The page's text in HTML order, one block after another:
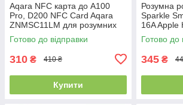
Aqara NFC карта до A100
Pro, D200 NFC Card Aqara
ZNMSC11LM для розумних
дверних замків Aqara A100
pro та D200
Готово до відправки
310 ₴ 410 ₴
Купити
Розумна
Sparkle
16A Apple
Alexa,
MW2P)
Готово до
345 ₴